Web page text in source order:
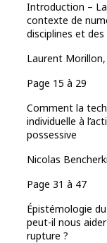
Introduction –
contexte de
disciplines et
Laurent
Page 15 à 29
Comment la
individuelle à
possessive
Nicolas Bencherki
Page 31 à 47
Épistémologie
peut-il nous
rupture ?